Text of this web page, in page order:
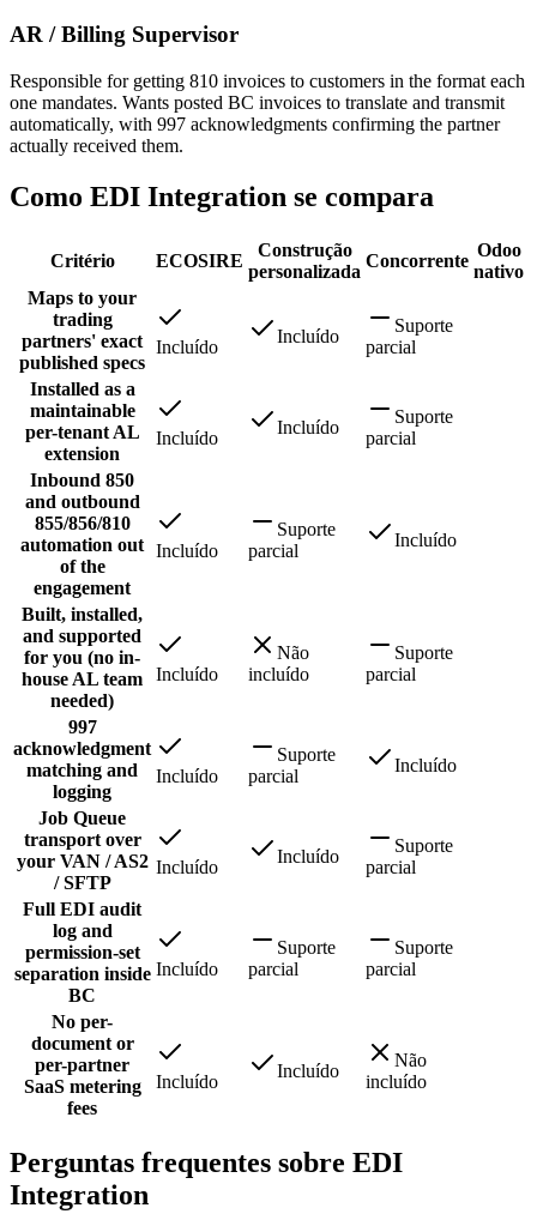
AR / Billing Supervisor
Responsible for getting 810 invoices to customers in the format each
one mandates. Wants posted BC invoices to translate and transmit
automatically, with 997 acknowledgments confirming the partner
actually received them.
Como EDI Integration se compara
Critério ECOSIRE
Construção
personalizada
Concorrente
Odoo
nativo
Maps to your
trading
partners' exact
published specs
Incluído
Incluído
Suporte
parcial
Installed as a
maintainable
per-tenant AL
extension
Incluído
Incluído
Suporte
parcial
Inbound 850
and outbound
855/856/810
automation out
of the
engagement
Incluído
Suporte
parcial
Incluído
Built, installed,
and supported
for you (no in-
house AL team
needed)
Incluído
Não
incluído
Suporte
parcial
997
acknowledgment
matching and
logging
Incluído
Suporte
parcial
Incluído
Job Queue
transport over
your VAN / AS2
/ SFTP
Incluído
Incluído
Suporte
parcial
Full EDI audit
log and
permission-set
separation inside
BC
Incluído
Suporte
parcial
Suporte
parcial
No per-
document or
per-partner
SaaS metering
fees
Incluído
Incluído
Não
incluído
Perguntas frequentes sobre EDI
Integration